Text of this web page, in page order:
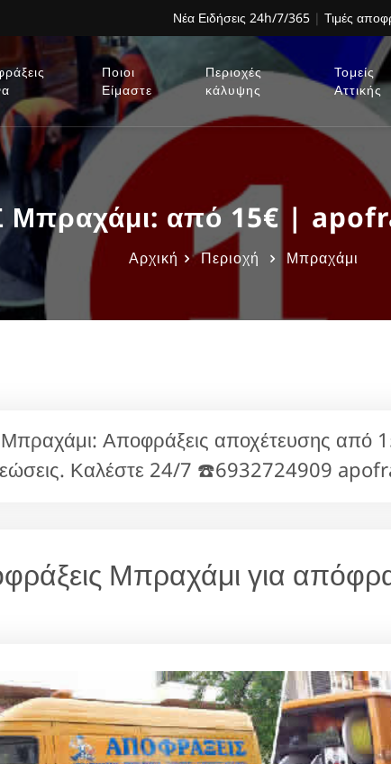
Νέα Ειδήσεις 24h/7/365 | Τιμές
Ποιοι
Είμαστε
Περιοχές
κάλυψης
Τομείς
Αττικής
από 15€ |
Αρχική Περιοχή Μπραχάμι
Αποφράξεις αποχέτευσης από
Καλέστε 24/7 ☎️6932724909
Μπραχάμι για